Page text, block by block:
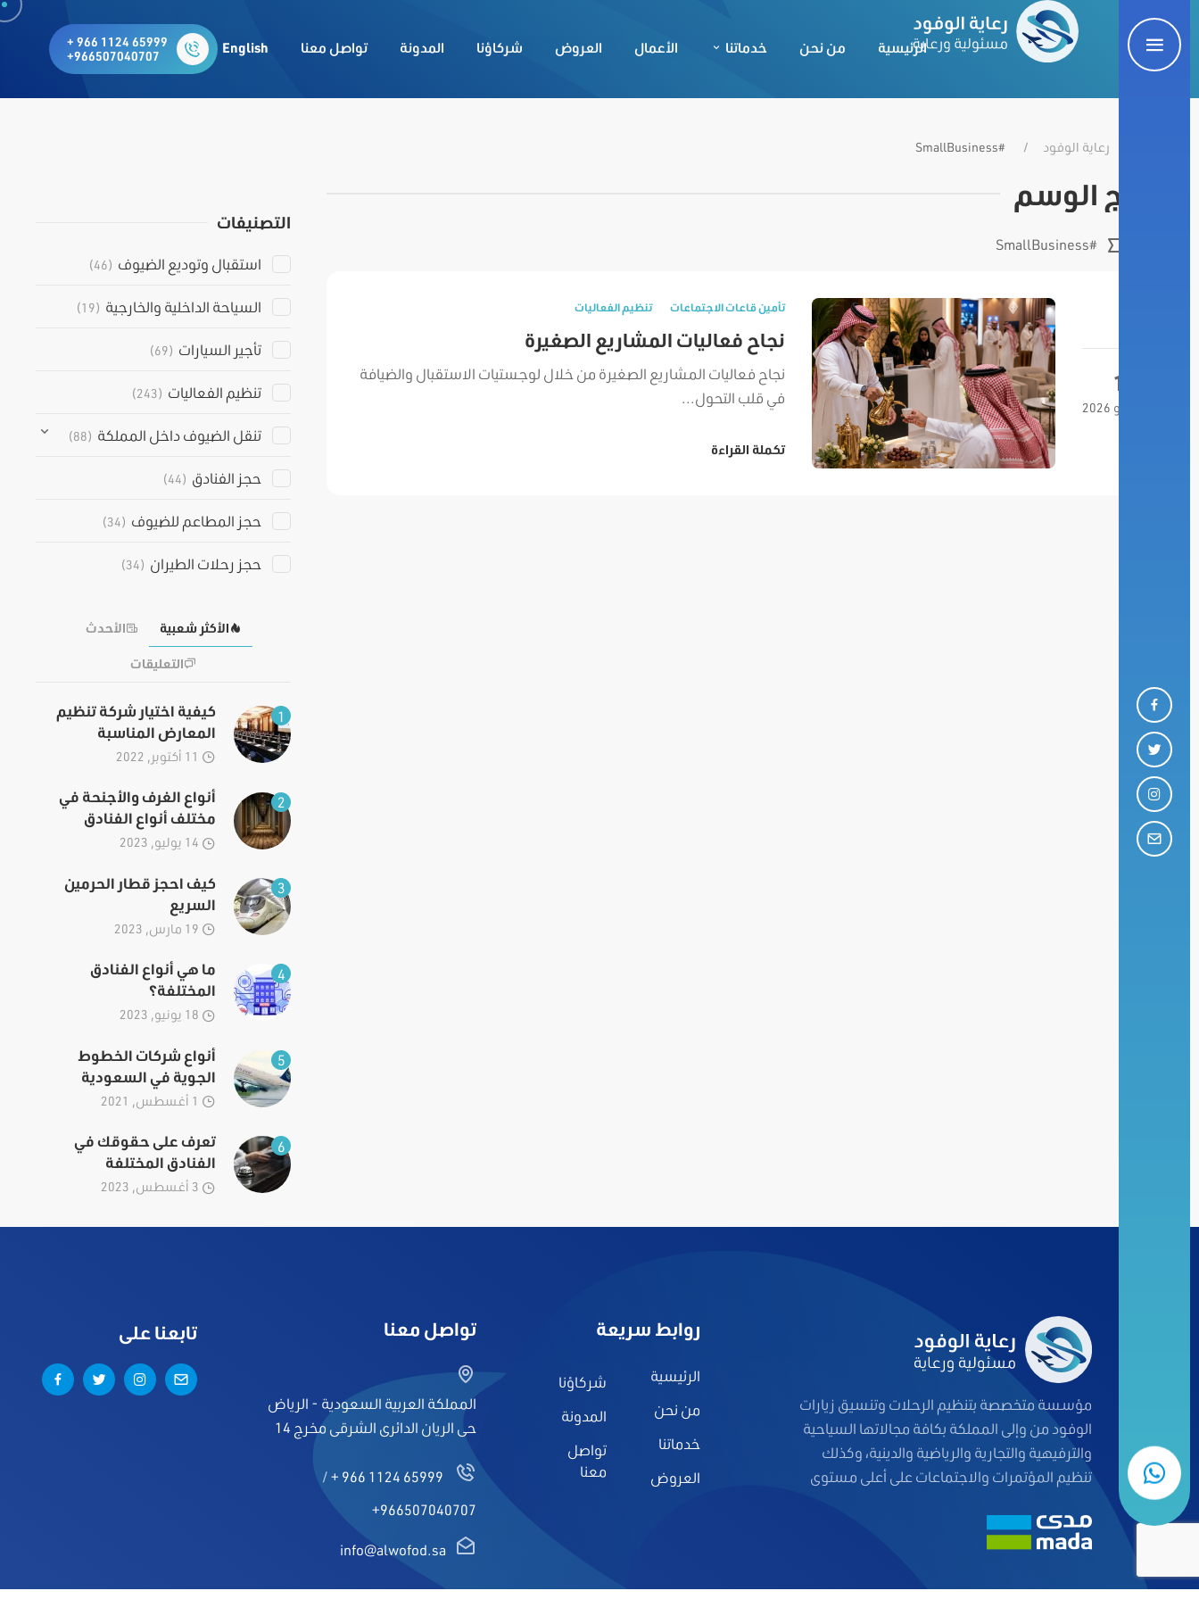
الرئيسية من نحن خدماتنا الأعمال العروض شركاؤنا المدونة تواصل معنا English
+ 966 1124 65999
+966507040707
رعاية الوفود #SmallBusiness
نتائج الوسم
#SmallBusiness
14
مايو 2026
تأمين قاعات الاجتماعات تنظيم الفعاليات
نجاح فعاليات المشاريع الصغيرة
نجاح فعاليات المشاريع الصغيرة من خلال لوجستيات الاستقبال والضيافة
في قلب التحول...
تكملة القراءة
التصنيفات
استقبال وتوديع الضيوف (46)
السياحة الداخلية والخارجية (19)
تأجير السيارات (69)
تنظيم الفعاليات (243)
تنقل الضيوف داخل المملكة (88)
حجز الفنادق (44)
حجز المطاعم للضيوف (34)
حجز رحلات الطيران (34)
الأكثر شعبية الأحدث
التعليقات
1
كيفية اختيار شركة تنظيم
المعارض المناسبة
2
أنواع الغرف والأجنحة في
مختلف أنواع الفنادق
3
كيف احجز قطار الحرمين
السريع
4
ما هي أنواع الفنادق
المختلفة؟
5
أنواع شركات الخطوط
الجوية في السعودية
6
تعرف على حقوقك في
الفنادق المختلفة
مؤسسة متخصصة بتنظيم الرحلات وتنسيق زيارات
الوفود من وإلى المملكة بكافة مجالاتها السياحية
والترفيهية والتجارية والرياضية والدينية، وكذلك
تنظيم المؤتمرات والاجتماعات على أعلى مستوى
روابط سريعة
الرئيسية
من نحن
خدماتنا
العروض
شركاؤنا
المدونة
تواصل
معنا
تواصل معنا
المملكة العربية السعودية - الرياض
حى الريان الدائرى الشرقى مخرج 14
+ 966 1124 65999
/
+966507040707
info@alwofod.sa
تابعنا على